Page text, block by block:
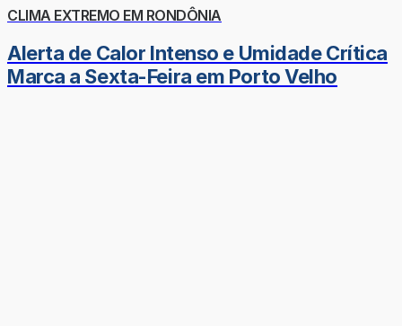
CLIMA EXTREMO EM RONDÔNIA
Alerta de Calor Intenso e Umidade Crítica
Marca a Sexta-Feira em Porto Velho